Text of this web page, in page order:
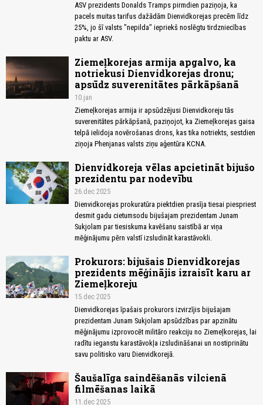
ASV prezidents Donalds Tramps pirmdien paziņoja, ka
pacels muitas tarifus dažādām Dienvidkorejas precēm līdz
25%, jo šī valsts "nepilda" iepriekš noslēgtu tirdzniecības
paktu ar ASV.
Ziemeļkorejas armija apgalvo, ka
notriekusi Dienvidkorejas dronu;
apsūdz suverenitātes pārkāpšanā
10.jan
Ziemeļkorejas armija ir apsūdzējusi Dienvidkoreju tās
suverenitātes pārkāpšanā, paziņojot, ka Ziemeļkorejas gaisa
telpā ielidoja novērošanas drons, kas tika notriekts, sestdien
ziņoja Phenjanas valsts ziņu aģentūra KCNA.
Dienvidkoreja vēlas apcietināt bijušo
prezidentu par nodevību
26.dec 2025
Dienvidkorejas prokuratūra piektdien prasīja tiesai piespriest
desmit gadu cietumsodu bijušajam prezidentam Junam
Sukjolam par tiesiskuma kavēšanu saistībā ar viņa
mēģinājumu pērn valstī izsludināt karastāvokli.
Prokurors: bijušais Dienvidkorejas
prezidents mēģinājis izraisīt karu ar
Ziemeļkoreju
15.dec 2025
Dienvidkorejas īpašais prokurors izvirzījis bijušajam
prezidentam Junam Sukjolam apsūdzības par apzinātu
mēģinājumu izprovocēt militāro reakciju no Ziemeļkorejas, lai
radītu ieganstu karastāvokļa izsludināšanai un nostiprinātu
savu politisko varu Dienvidkorejā.
Šaušalīga saindēšanās vilcienā
filmēšanas laikā
11.dec 2025